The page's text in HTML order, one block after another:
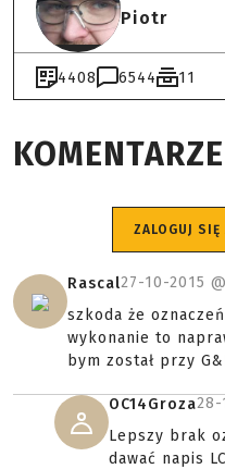
Piotr
4408 6544 11
KOMENTARZE
ZALOGUJ SIĘ
Rascal27-10-2015 @
szkoda że
wykonanie to
bym został przy
OC14Groza28-
Lepszy brak
dawać napis